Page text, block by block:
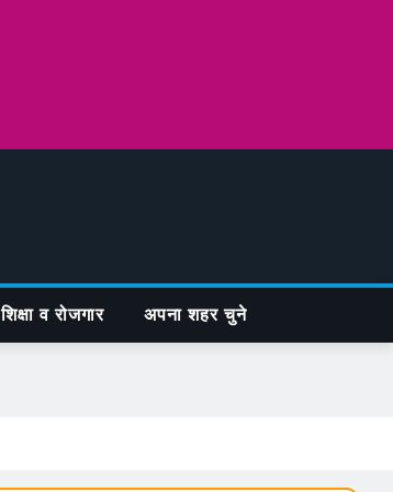
शिक्षा व रोजगार अपना शहर चुने